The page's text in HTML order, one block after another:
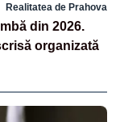
Realitatea de Prahova
din 2026.
organizată